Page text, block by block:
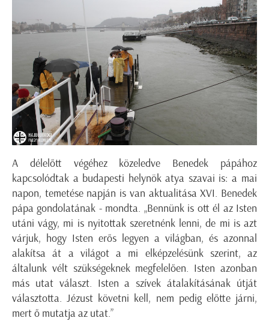
A délelőtt végéhez közeledve Benedek pápához
kapcsolódtak a budapesti helynök atya szavai is: a mai
napon, temetése napján is van aktualitása XVI. Benedek
pápa gondolatának - mondta. „Bennünk is ott él az Isten
utáni vágy, mi is nyitottak szeretnénk lenni, de mi is azt
várjuk, hogy Isten erős legyen a világban, és azonnal
alakítsa át a világot a mi elképzelésünk szerint, az
általunk vélt szükségeknek megfelelően. Isten azonban
más utat választ. Isten a szívek átalakításának útját
választotta. Jézust követni kell, nem pedig előtte járni,
mert ő mutatja az utat.”